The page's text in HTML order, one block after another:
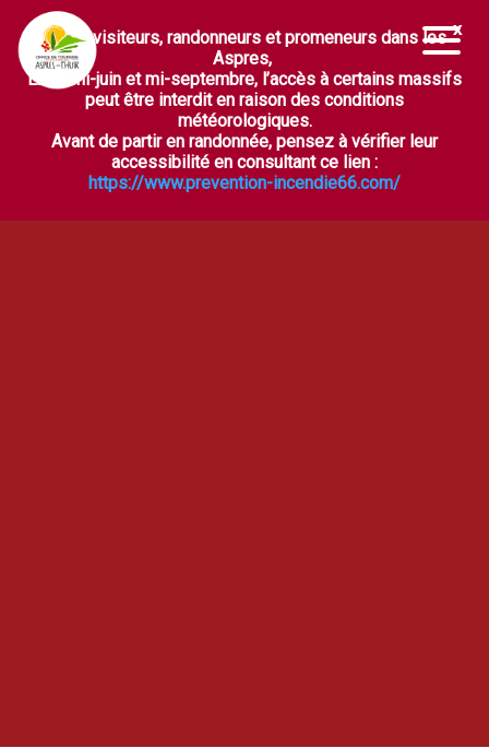
Ouvrir la barre d’outils
Chers visiteurs, randonneurs et promeneurs dans les
Aspres,
Entre mi-juin et mi-septembre, l’accès à certains massifs
peut être interdit en raison des conditions
météorologiques.
Avant de partir en randonnée, pensez à vérifier leur
accessibilité en consultant ce lien :
https://www.prevention-incendie66.com/